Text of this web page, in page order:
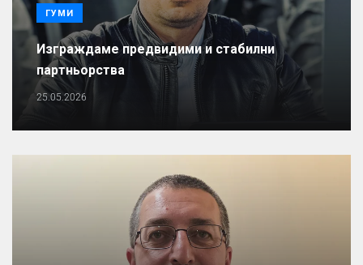
ГУМИ
Изграждаме предвидими и стабилни
партньорства
25.05.2026